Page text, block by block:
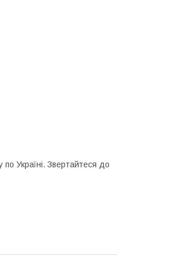
Україні. Звертайтеся до